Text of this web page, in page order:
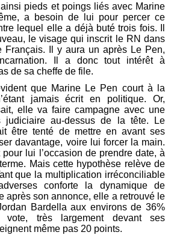
pieds et poings liés avec Marine
a besoin de lui pour percer ce
lequel elle a déjà buté trois fois. Il
le visage qui inscrit le RN dans
Français. Il y aura un après Le Pen,
Il a donc tout intérêt à
de sa cheffe de file.
que Marine Le Pen court à la
jamais écrit en politique. Or,
elle va faire campagne avec une
judiciaire au-dessus de la tête. Le
être tenté de mettre en avant ses
davantage, voire lui forcer la main.
lui l’occasion de prendre date, à
Mais cette hypothèse relève de
que la multiplication irréconciliable
conforte la dynamique de
après son annonce, elle a retrouvé le
Bardella aux environs de 36%
vote, très largement devant ses
même pas 20 points.